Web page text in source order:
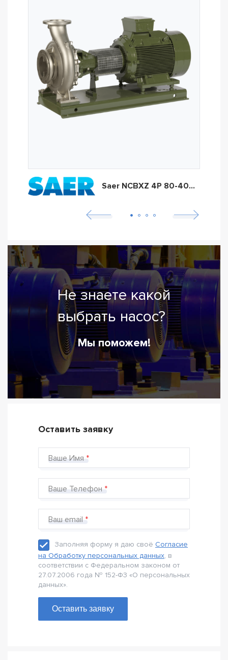
Saer NCBXZ 4P 80-400C
Не знаете какой
выбрать насос?
Мы поможем!
Оставить заявку
Ваше Имя
Ваше Телефон
Ваш email
Заполняя форму я даю своё Согласие
на Обработку персональных данных, в
соответствии с Федеральном законом от
27.07.2006 года № 152-Ф3 «О персональных
данных».
Оставить заявку